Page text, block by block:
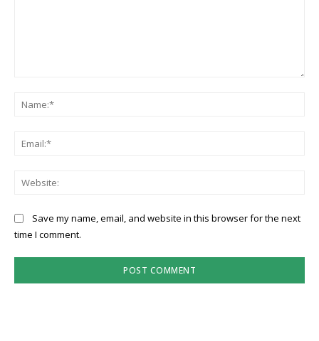
12 meses
Acesso ao conteúdo online
Save my name, email, and website in this browser for the next
time I comment.